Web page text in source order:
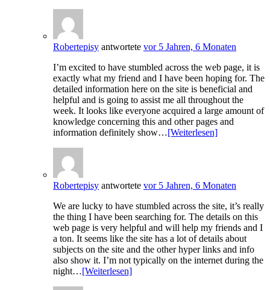
Robertepisy antwortete vor 5 Jahren, 6 Monaten
I’m excited to have stumbled across the web page, it is
exactly what my friend and I have been hoping for. The
detailed information here on the site is beneficial and
helpful and is going to assist me all throughout the
week. It looks like everyone acquired a large amount of
knowledge concerning this and other pages and
information definitely show…[Weiterlesen]
Robertepisy antwortete vor 5 Jahren, 6 Monaten
We are lucky to have stumbled across the site, it’s really
the thing I have been searching for. The details on this
web page is very helpful and will help my friends and I
a ton. It seems like the site has a lot of details about
subjects on the site and the other hyper links and info
also show it. I’m not typically on the internet during the
night…[Weiterlesen]